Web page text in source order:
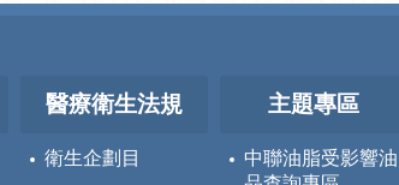
醫療衛生法規
衛生企劃目
主題專區
中聯油脂受影響油